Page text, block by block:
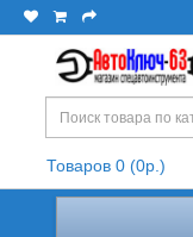
Товаров 0 (0р.)